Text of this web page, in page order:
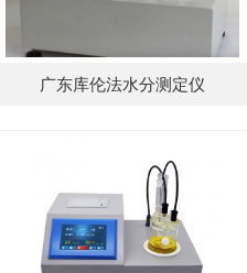
广东库伦法水分测定仪